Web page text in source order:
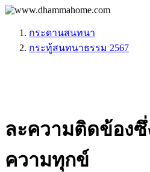
กระดานสนทนา
กระทู้สนทนาธรรม 2567
ละความติดข้อง
ความทุกข์